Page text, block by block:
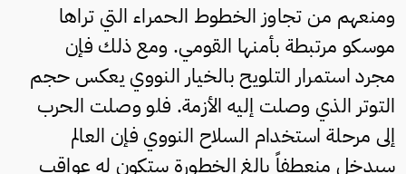
ومنعهم من تجاوز الخطوط الحمراء التي تراها
موسكو مرتبطة بأمنها القومي. ومع ذلك فإن
مجرد استمرار التلويح بالخيار النووي يعكس حجم
التوتر الذي وصلت إليه الأزمة. فلو وصلت الحرب
إلى مرحلة استخدام السلاح النووي فإن العالم
سيدخل منعطفاً بالغ الخطورة ستكون له عواقب